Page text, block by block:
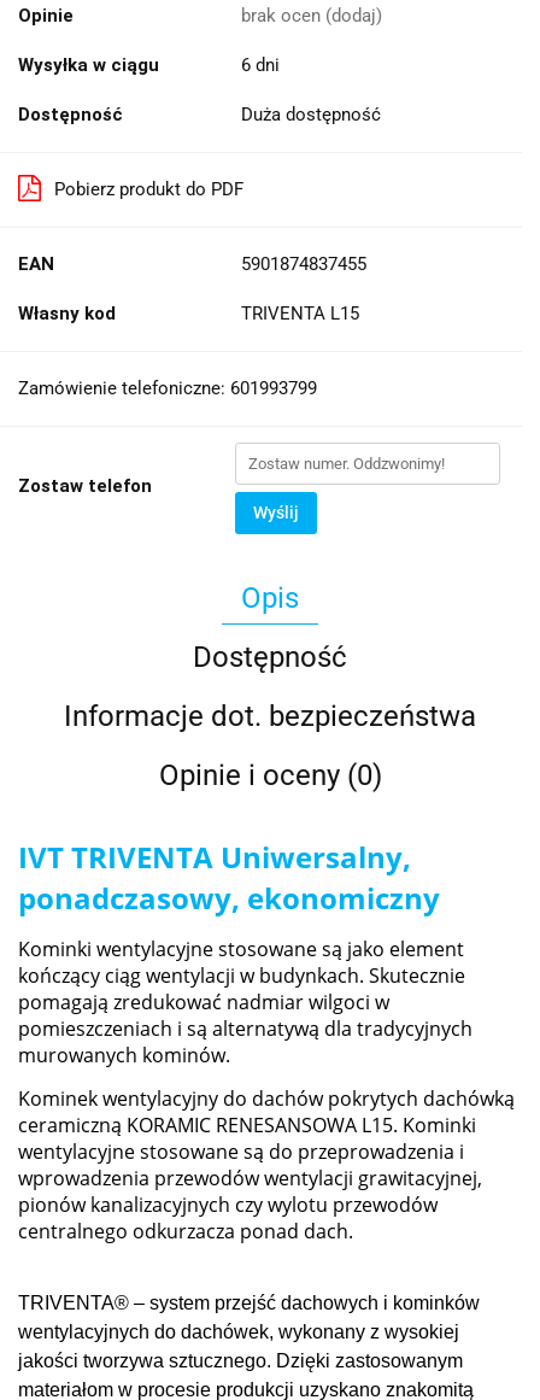
Opinie brak ocen (dodaj)
Wysyłka w ciągu 6 dni
Dostępność Duża dostępność
Pobierz produkt do PDF
EAN 5901874837455
Własny kod TRIVENTA L15
Zamówienie telefoniczne: 601993799
Zostaw telefon
Wyślij
Opis
Dostępność
Informacje dot. bezpieczeństwa
Opinie i oceny (0)
IVT TRIVENTA Uniwersalny,
ponadczasowy, ekonomiczny
Kominki wentylacyjne stosowane są jako element
kończący ciąg wentylacji w budynkach. Skutecznie
pomagają zredukować nadmiar wilgoci w
pomieszczeniach i są alternatywą dla tradycyjnych
murowanych kominów.
Kominek wentylacyjny do dachów pokrytych dachówką
ceramiczną KORAMIC RENESANSOWA L15. Kominki
wentylacyjne stosowane są do przeprowadzenia i
wprowadzenia przewodów wentylacji grawitacyjnej,
pionów kanalizacyjnych czy wylotu przewodów
centralnego odkurzacza ponad dach.
TRIVENTA® – system przejść dachowych i kominków
wentylacyjnych do dachówek, wykonany z wysokiej
jakości tworzywa sztucznego. Dzięki zastosowanym
materiałom w procesie produkcji uzyskano znakomitą